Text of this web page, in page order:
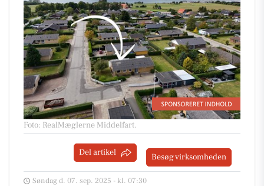
Foto: RealMæglerne Middelfart.
Del artikel Besøg virksomheden
Søndag d. 07. sep. 2025 - kl. 07:30